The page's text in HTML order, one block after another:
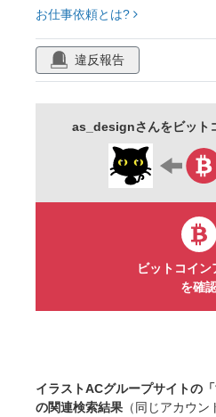
お仕事依頼とは?
違反報告
as_designさんをビット
ビットコイン
を確
イラストACグループサイトの
の関連検索結果 （同じアカウ